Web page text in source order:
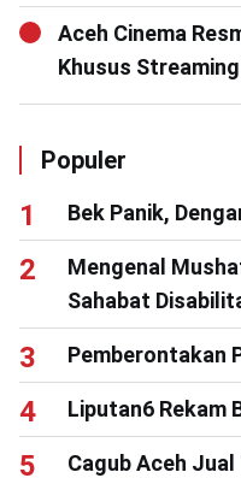
Aceh Cinema
Khusus
Populer
Bek Panik,
Mengenal
Sahabat
Pemberontakan
Liputan6 Rekam
Cagub Aceh Jual